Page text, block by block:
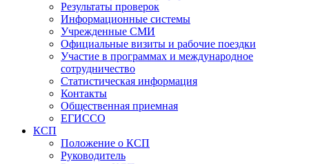
Результаты проверок
Информационные системы
Учрежденные СМИ
Официальные визиты и рабочие поездки
Участие в программах и международное
сотрудничество
Статистическая информация
Контакты
Общественная приемная
ЕГИССО
КСП
Положение о КСП
Руководитель